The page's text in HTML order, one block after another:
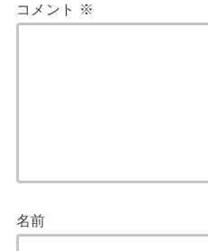
コメント ※
名前